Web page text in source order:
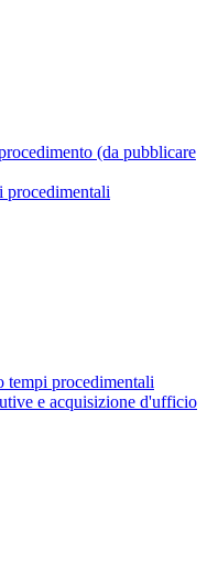
(da pubblicare
procedimentali
tempi procedimentali
e acquisizione d'ufficio